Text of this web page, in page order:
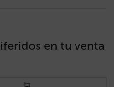
en tu venta